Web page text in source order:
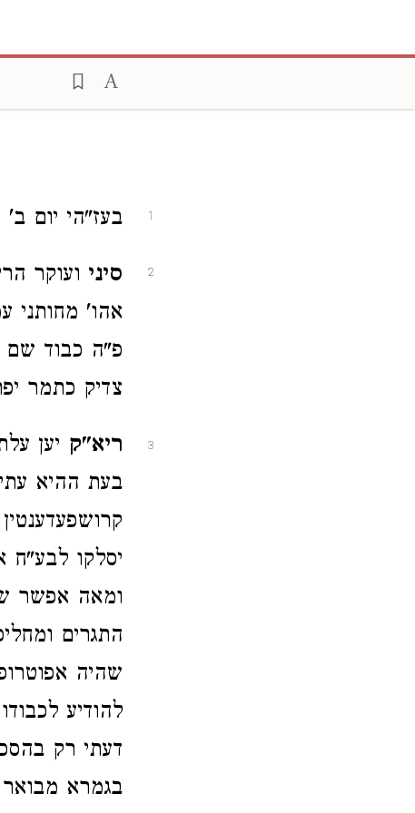
1 בעז"הי יום
2 סיני ועוקר
אהו' מחותני
פ"ה כבוד שם
צדיק כתמר
3 ריא"ק יען
בעת ההיא
יסלקו
ומאה אפשר
התגרים
שהיה
להודיע
דעתי רק
בגמרא מבואר